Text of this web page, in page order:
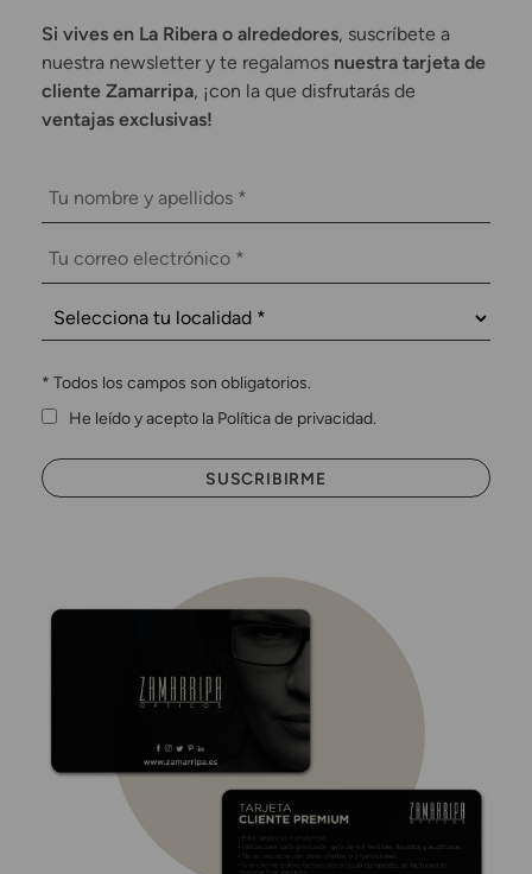
Si vives en La Ribera o alrededores, suscríbete a
nuestra newsletter y te regalamos nuestra tarjeta de
cliente Zamarripa, ¡con la que disfrutarás de
ventajas exclusivas!
* Todos los campos son obligatorios.
He leído y acepto la Política de privacidad.